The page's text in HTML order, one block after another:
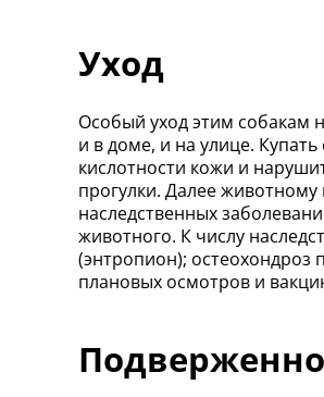
Уход
Особый уход этим собакам
и в доме, и на улице.
кислотности кожи и
прогулки. Далее
наследственных
животного. К числу
(энтропион); остеохондроз
плановых осмотров и